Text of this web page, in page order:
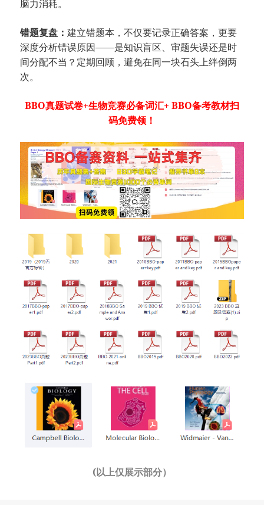
脑力消耗。
错题复盘：建立错题本，不仅要记录正确答案，更要
深度分析错误原因——是知识盲区、审题失误还是时
间分配不当？定期回顾，避免在同一块石头上绊倒两
次。
BBO真题试卷+生物竞赛必备词汇+ BBO备考教材扫
码免费领！
(以上仅展示部分）